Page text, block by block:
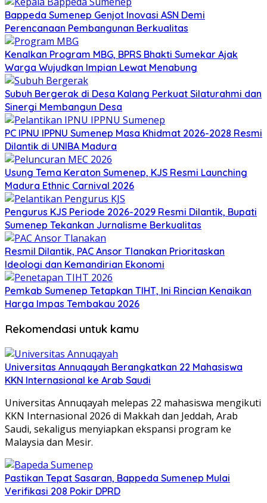
Bappeda Sumenep Genjot Inovasi ASN Demi
Perencanaan Pembangunan Berkualitas
Kenalkan Program MBG, BPRS Bhakti Sumekar Ajak
Warga Wujudkan Impian Lewat Menabung
Subuh Bergerak di Desa Kalang Perkuat Silaturahmi dan
Sinergi Membangun Desa
PC IPNU IPPNU Sumenep Masa Khidmat 2026-2028 Resmi
Dilantik di UNIBA Madura
Usung Tema Keraton Sumenep, KJS Resmi Launching
Madura Ethnic Carnival 2026
Pengurus KJS Periode 2026-2029 Resmi Dilantik, Bupati
Sumenep Tekankan Jurnalisme Berkualitas
Resmil Dilantik, PAC Ansor Tlanakan Prioritaskan
Ideologi dan Kemandirian Ekonomi
Pemkab Sumenep Tetapkan TIHT, Ini Rincian Kenaikan
Harga Impas Tembakau 2026
Rekomendasi untuk kamu
Universitas Annuqayah Berangkatkan 22 Mahasiswa
KKN Internasional ke Arab Saudi
Universitas Annuqayah melepas 22 mahasiswa mengikuti
KKN Internasional 2026 di Makkah dan Jeddah, Arab
Saudi, sekaligus menyiapkan ekspansi program ke
Malaysia dan Mesir.
Pastikan Tepat Sasaran, Bappeda Sumenep Mulai
Verifikasi 208 Pokir DPRD